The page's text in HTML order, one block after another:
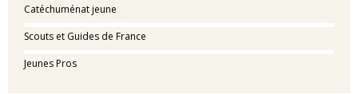
Catéchuménat jeune
Scouts et Guides de France
Jeunes Pros